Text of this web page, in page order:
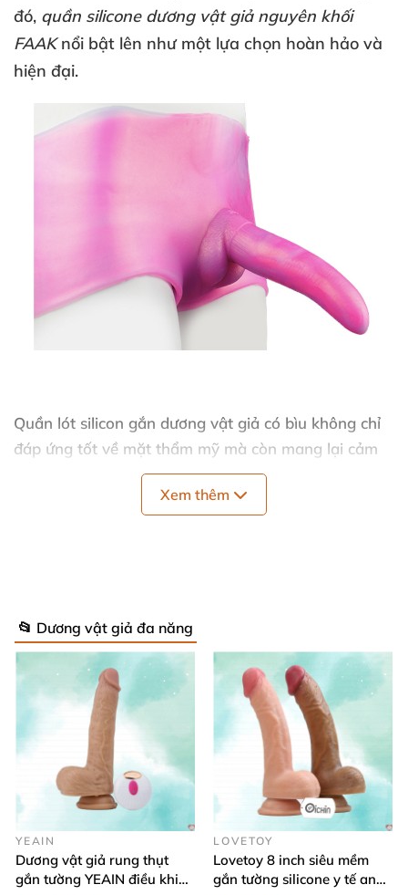
đó, quần silicone dương vật giả nguyên khối
FAAK nổi bật lên như một lựa chọn hoàn hảo và
hiện đại.
Quần lót silicon gắn dương vật giả có bìu không chỉ
đáp ứng tốt về mặt thẩm mỹ mà còn mang lại cảm
, tiện lợivà đầy kích thích cho người sử
Cấu tạovà công dụngcủa Quần silicone
dương vật giả nguyên khối FAAK
Điểm nổi bậtcủaQuần silicone dương vật giả
Xem thêm
📂 Dương vật giả đa năng
YEAIN
Dương vật giả rung thụt
gắn tường YEAIN điều khiển
LOVETOY
Lovetoy 8 inch siêu mềm
gắn tường silicone y tế an